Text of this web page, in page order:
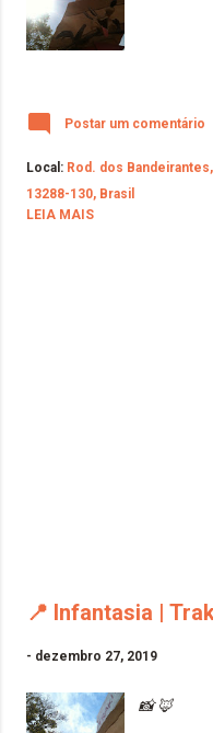
Postar um comentário
Local: Rod. dos
13288-130, Brasil
LEIA MAIS
📍 Infantasia |
- dezembro 27, 2019
📸 🦊